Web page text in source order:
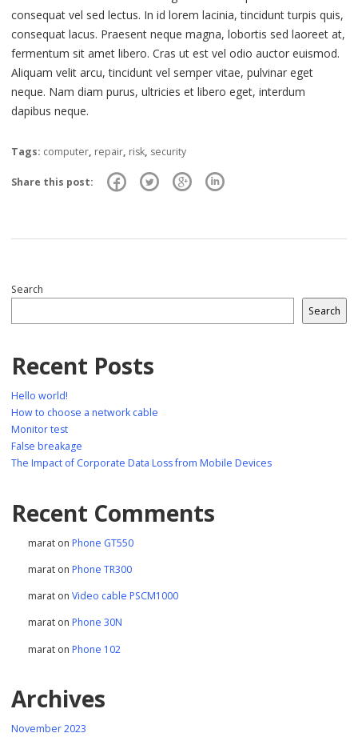
consequat vel sed lectus. In id lorem lacinia, tincidunt turpis quis,
consequat lacus. Praesent neque magna, lobortis sed laoreet at,
fermentum sit amet libero. Cras ut est vel odio auctor euismod.
Aliquam velit arcu, tincidunt vel semper vitae, pulvinar eget
neque. Nam diam purus, ultricies et libero eget, interdum
dapibus neque.
Tags: computer, repair, risk, security
Share this post:
Search
Search
Recent Posts
Hello world!
How to choose a network cable
Monitor test
False breakage
The Impact of Corporate Data Loss from Mobile Devices
Recent Comments
marat on Phone GT550
marat on Phone TR300
marat on Video cable PSCM1000
marat on Phone 30N
marat on Phone 102
Archives
November 2023